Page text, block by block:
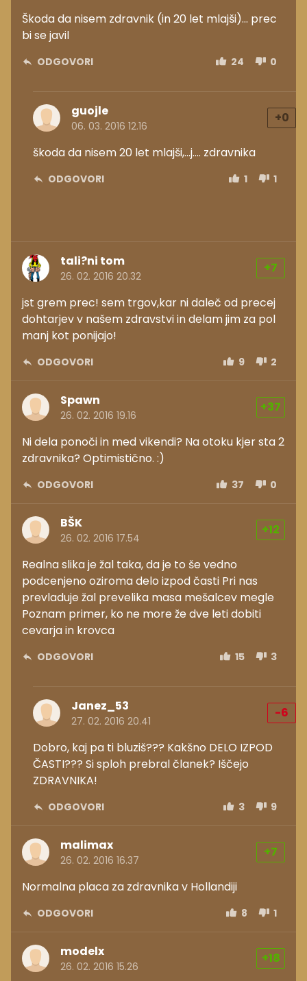
Škoda da nisem zdravnik (in 20 let mlajši)... prec
bi se javil
ODGOVORI 24 0
guojle
06. 03. 2016 12.16
+0
škoda da nisem 20 let mlajši,...j.... zdravnika
ODGOVORI 1 1
tali?ni tom
26. 02. 2016 20.32
+7
jst grem prec! sem trgov,kar ni daleč od precej
dohtarjev v našem zdravstvi in delam jim za pol
manj kot ponijajo!
ODGOVORI 9 2
Spawn
26. 02. 2016 19.16
+37
Ni dela ponoči in med vikendi? Na otoku kjer sta 2
zdravnika? Optimistično. :)
ODGOVORI 37 0
BŠK
26. 02. 2016 17.54
+12
Realna slika je žal taka, da je to še vedno
podcenjeno oziroma delo izpod časti Pri nas
prevladuje žal prevelika masa mešalcev megle
Poznam primer, ko ne more že dve leti dobiti
cevarja in krovca
ODGOVORI 15 3
Janez_53
27. 02. 2016 20.41
-6
Dobro, kaj pa ti bluziš??? Kakšno DELO IZPOD
ČASTI??? Si sploh prebral članek? Iščejo
ZDRAVNIKA!
ODGOVORI 3 9
malimax
26. 02. 2016 16.37
+7
Normalna placa za zdravnika v Hollandiji
ODGOVORI 8 1
modelx
26. 02. 2016 15.26
+18